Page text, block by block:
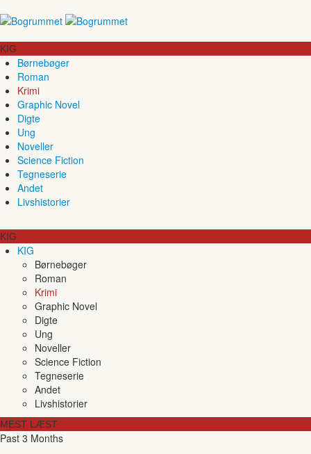
KIG
Børnebøger
Roman
Krimi
Graphic Novel
Digte
Ung
Noveller
Science Fiction
Tegneserie
Andet
Livshistorier
KIG
KIG
Børnebøger
Roman
Krimi
Graphic Novel
Digte
Ung
Noveller
Science Fiction
Tegneserie
Andet
Livshistorier
MEST LÆST
Past 3 Months